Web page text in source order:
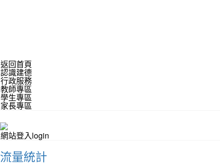
返回首頁
認識建德
行政服務
教師專區
學生專區
家長專區
網站登入login
流量統計